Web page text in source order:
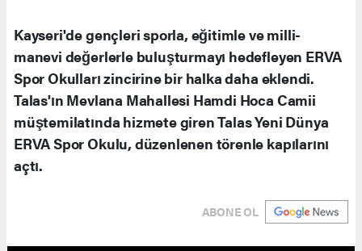
Kayseri'de gençleri sporla, eğitimle ve milli-
manevi değerlerle buluşturmayı hedefleyen ERVA
Spor Okulları zincirine bir halka daha eklendi.
Talas'ın Mevlana Mahallesi Hamdi Hoca Camii
müştemilatında hizmete giren Talas Yeni Dünya
ERVA Spor Okulu, düzenlenen törenle kapılarını
açtı.
ABONE OL